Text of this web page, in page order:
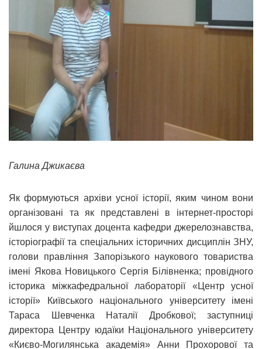
Галина Джикаєва
Як формуються архіви усної історії, яким чином вони
організовані та як представлені в інтернет-просторі
йшлося у виступах доцента кафедри джерелознавства,
історіографії та спеціальних історичних дисциплін ЗНУ,
голови правління Запорізького наукового товариства
імені Якова Новицького Сергія Білівненка; провідного
історика міжкафедральної лабораторії «Центр усної
історії» Київського національного університету імені
Тараса Шевченка Наталії Дробкової; заступниці
директора Центру юдаїки Національного університету
«Києво-Могилянська академія» Анни Прохорової та